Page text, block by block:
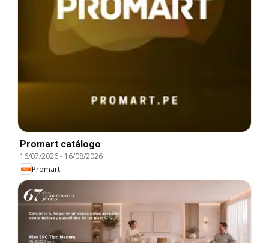
Promart catálogo
16/07/2026- 16/08/2026
Promart